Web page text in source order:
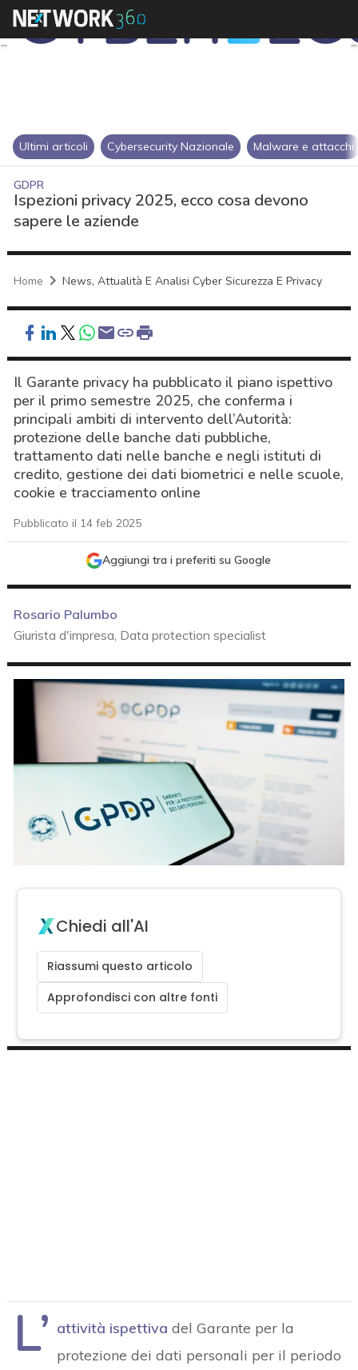
Ultimi articoli Cybersecurity Nazionale Malware e attacchi
GDPR
Ispezioni privacy 2025, ecco cosa devono
sapere le aziende
Home News, Attualità E Analisi Cyber Sicurezza E Privacy
Il Garante privacy ha pubblicato il piano ispettivo
per il primo semestre 2025, che conferma i
principali ambiti di intervento dell’Autorità:
protezione delle banche dati pubbliche,
trattamento dati nelle banche e negli istituti di
credito, gestione dei dati biometrici e nelle scuole,
cookie e tracciamento online
Pubblicato il 14 feb 2025
Aggiungi tra i preferiti su Google
Rosario Palumbo
Giurista d'impresa, Data protection specialist
Chiedi all'AI
Riassumi questo articolo
Approfondisci con altre fonti
L’ attività ispettiva del Garante per la
protezione dei dati personali per il periodo